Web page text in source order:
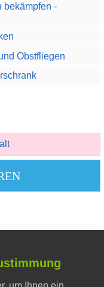
bekämpfen -
Obstfliegen